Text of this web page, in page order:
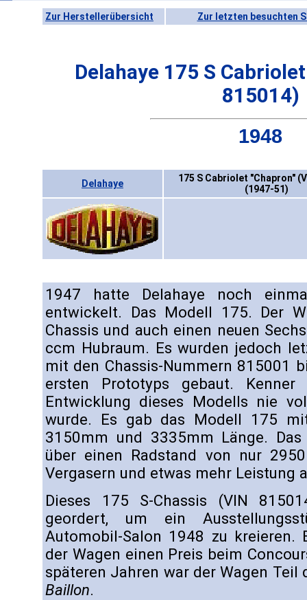
Zur Herstellerübersicht Zur letzten besuchten
Delahaye 175 S
815014)
1948
Delahaye
175 S Cabriolet "Chapron"
(1947-51)
1947 hatte Delahaye noch
entwickelt. Das Modell 175. Der
Chassis und auch einen neuen
ccm Hubraum. Es wurden jedoch
mit den Chassis-Nummern 815001
ersten Prototyps gebaut. Kenner
Entwicklung dieses Modells nie
wurde. Es gab das Modell 175
3150mm und 3335mm Länge.
über einen Radstand von nur
Vergasern und etwas mehr Leistung
Dieses 175 S-Chassis (VIN
geordert, um ein
Automobil-Salon 1948 zu kreieren.
der Wagen einen Preis beim
späteren Jahren war der Wagen
Baillon.